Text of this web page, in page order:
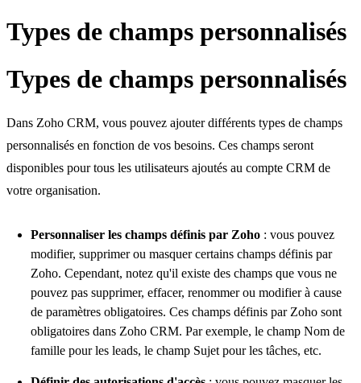
Types de champs personnalisés
Types de champs personnalisés
Dans Zoho CRM, vous pouvez ajouter différents types de champs
personnalisés en fonction de vos besoins. Ces champs seront
disponibles pour tous les utilisateurs ajoutés au compte CRM de
votre organisation.
Personnaliser les champs définis par Zoho : vous pouvez
modifier, supprimer ou masquer certains champs définis par
Zoho. Cependant, notez qu'il existe des champs que vous ne
pouvez pas supprimer, effacer, renommer ou modifier à cause
de paramètres obligatoires. Ces champs définis par Zoho sont
obligatoires dans Zoho CRM. Par exemple, le champ Nom de
famille pour les leads, le champ Sujet pour les tâches, etc.